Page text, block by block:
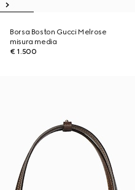
Borsa Boston Gucci Melrose
misura media
€ 1.500